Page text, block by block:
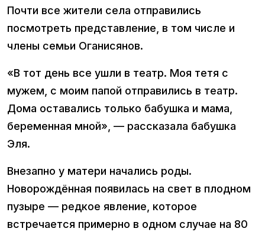
Почти все жители села отправились
посмотреть представление, в том числе и
члены семьи Оганисянов.
«В тот день все ушли в театр. Моя тетя с
мужем, с моим папой отправились в театр.
Дома оставались только бабушка и мама,
беременная мной», — рассказала бабушка
Эля.
Внезапно у матери начались роды.
Новорождённая появилась на свет в плодном
пузыре — редкое явление, которое
встречается примерно в одном случае на 80